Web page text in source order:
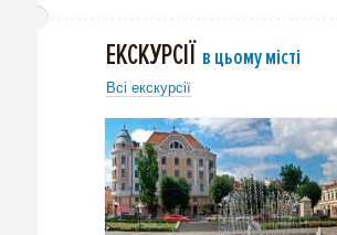
ЕКСКУРСІЇ в цьому місті
Всі екскурсії